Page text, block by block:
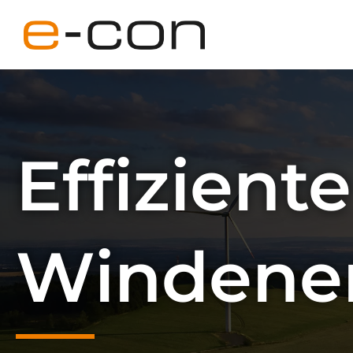
Unternehmen
Leistungen
Karriere
Kontakt
Effiziente